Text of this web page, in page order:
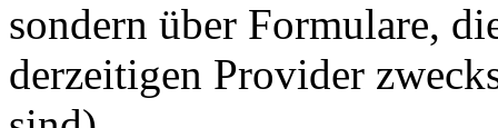
sondern über Formulare,
derzeitigen Provider